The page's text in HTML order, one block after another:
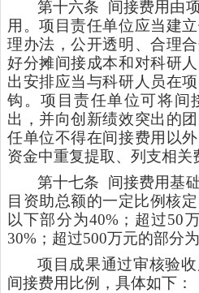
第十六条 间接费用由
用。项目责任单位应当建
理办法，公开透明、合理
好分摊间接成本和对科研
出安排应当与科研人员在
钩。项目责任单位可将间
出，并向创新绩效突出的
任单位不得在间接费用以
资金中重复提取、列支相关
第十七条 间接费用基
目资助总额的一定比例核
以下部分为40%；超过50
30%；超过500万元的部分为
项目成果通过审核验
间接费用比例，具体如下：